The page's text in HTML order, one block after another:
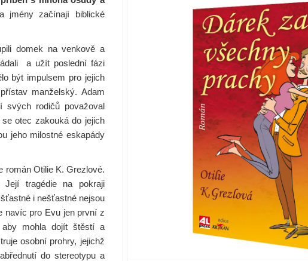
jmény začínají biblické
domek na venkově a
a užít poslední fázi
být impulsem pro jejich
manželský. Adam
svých rodičů považoval
otec zakouká do jejich
jeho milostné eskapády
román Otilie K. Grezlové.
Její tragédie na pokraji
i nešťastné nejsou
navíc pro Evu jen první z
mohla dojít štěstí a
osobní prohry, jejichž
do stereotypu a